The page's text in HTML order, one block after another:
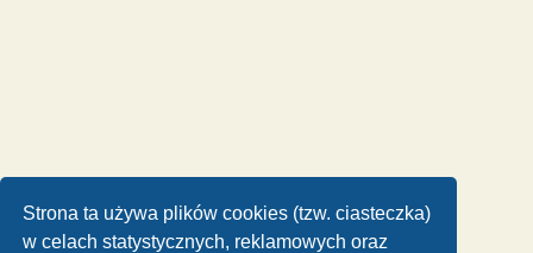
Strona ta używa plików cookies (tzw. ciasteczka)
w celach statystycznych, reklamowych oraz